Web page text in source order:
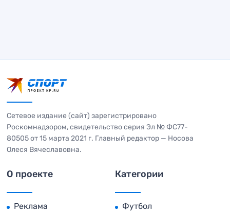
Сетевое издание (сайт) зарегистрировано
Роскомнадзором, свидетельство серия Эл № ФС77-
80505 от 15 марта 2021 г. Главный редактор — Носова
Олеся Вячеславовна.
О проекте
Реклама
Категории
Футбол